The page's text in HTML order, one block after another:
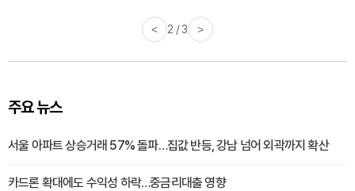
< 2 / 3 >
주요 뉴스
서울 아파트 상승거래 57% 돌파…집값 반등, 강남 넘어 외곽까지 확산
카드론 확대에도 수익성 하락…중금리대출 영향